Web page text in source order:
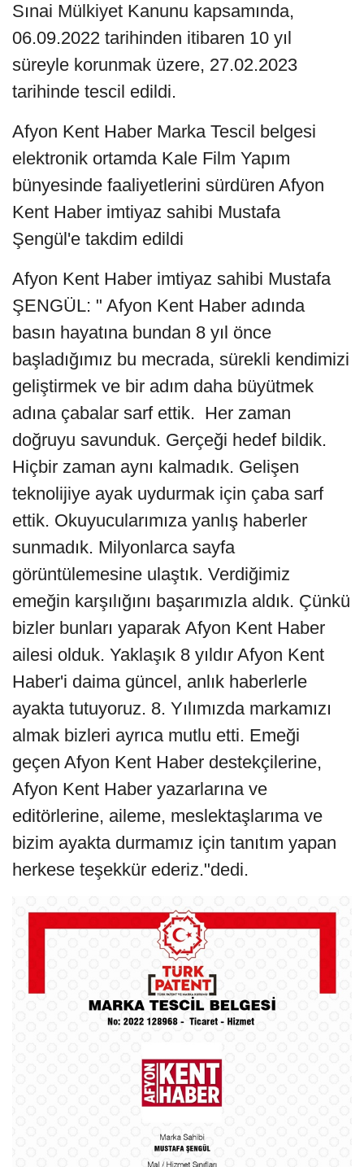
Sınai Mülkiyet Kanunu kapsamında,
06.09.2022 tarihinden itibaren 10 yıl
süreyle korunmak üzere, 27.02.2023
tarihinde tescil edildi.
Afyon Kent Haber Marka Tescil belgesi
elektronik ortamda Kale Film Yapım
bünyesinde faaliyetlerini sürdüren Afyon
Kent Haber imtiyaz sahibi Mustafa
Şengül'e takdim edildi
Afyon Kent Haber imtiyaz sahibi Mustafa
ŞENGÜL: " Afyon Kent Haber adında
basın hayatına bundan 8 yıl önce
başladığımız bu mecrada, sürekli kendimizi
geliştirmek ve bir adım daha büyütmek
adına çabalar sarf ettik. Her zaman
doğruyu savunduk. Gerçeği hedef bildik.
Hiçbir zaman aynı kalmadık. Gelişen
teknolijiye ayak uydurmak için çaba sarf
ettik. Okuyucularımıza yanlış haberler
sunmadık. Milyonlarca sayfa
görüntülemesine ulaştık. Verdiğimiz
emeğin karşılığını başarımızla aldık. Çünkü
bizler bunları yaparak Afyon Kent Haber
ailesi olduk. Yaklaşık 8 yıldır Afyon Kent
Haber'i daima güncel, anlık haberlerle
ayakta tutuyoruz. 8. Yılımızda markamızı
almak bizleri ayrıca mutlu etti. Emeği
geçen Afyon Kent Haber destekçilerine,
Afyon Kent Haber yazarlarına ve
editörlerine, aileme, meslektaşlarıma ve
bizim ayakta durmamız için tanıtım yapan
herkese teşekkür ederiz."dedi.